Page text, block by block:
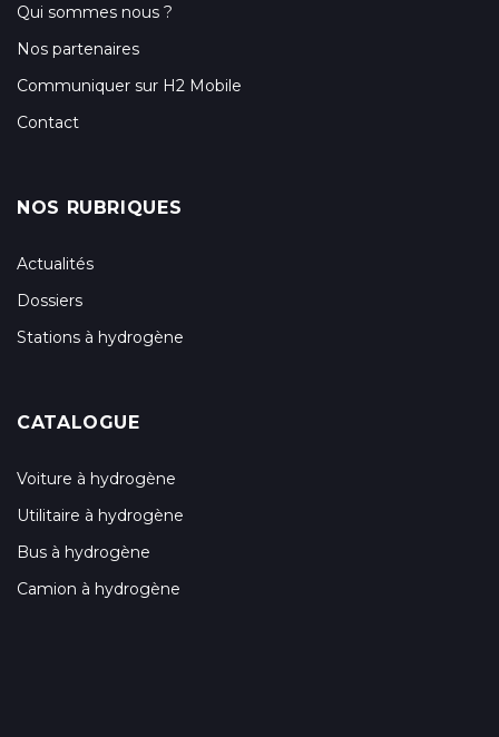
Qui sommes nous ?
Nos partenaires
Communiquer sur H2 Mobile
Contact
NOS RUBRIQUES
Actualités
Dossiers
Stations à hydrogène
CATALOGUE
Voiture à hydrogène
Utilitaire à hydrogène
Bus à hydrogène
Camion à hydrogène